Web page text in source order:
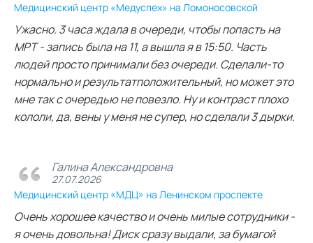
Медицинский центр «Медуспех» на Ломоносовской
Ужасно. 3 часа ждала в очереди, чтобы попасть на
МРТ - запись была на 11, а вышла я в 15:50. Часть
людей просто принимали без очереди. Сделали-то
нормально и результатположительный, но может это
мне так с очередью не повезло. Ну и контраст плохо
кололи, да, вены у меня не супер, но сделали 3 дырки.
Галина Александровна
27.07.2026
Медицинский центр «МДЦ» на Ленинском проспекте
Очень хорошее качество и очень милые сотрудники -
я очень довольна! Диск сразу выдали, за бумагой